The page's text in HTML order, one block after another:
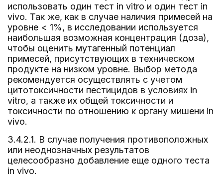
использовать один тест in vitro и один тест in
vivo. Так же, как в случае наличия примесей на
уровне < 1%, в исследовании используется
наибольшая возможная концентрация (доза),
чтобы оценить мутагенный потенциал
примесей, присутствующих в техническом
продукте на низком уровне. Выбор метода
рекомендуется осуществлять с учетом
цитотоксичности пестицидов в условиях in
vitro, а также их общей токсичности и
токсичности по отношению к органу мишени in
vivo.
3.4.2.1. В случае получения противоположных
или неоднозначных результатов
целесообразно добавление еще одного теста
in vivo.